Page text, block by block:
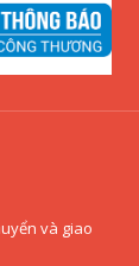
và giao